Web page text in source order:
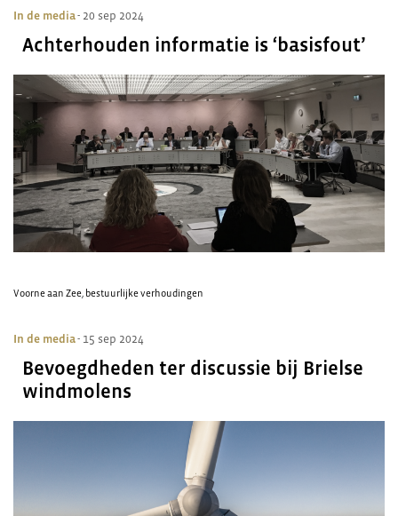
In de media- 20 sep 2024
Achterhouden informatie is ‘basisfout’
Voorne aan Zee, bestuurlijke verhoudingen
In de media- 15 sep 2024
Bevoegdheden ter discussie bij Brielse
windmolens